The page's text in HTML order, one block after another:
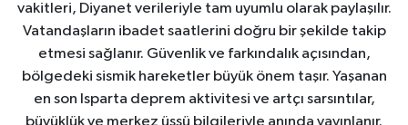
vakitleri, Diyanet verileriyle tam uyumlu olarak paylaşılır.
Vatandaşların ibadet saatlerini doğru bir şekilde takip
etmesi sağlanır. Güvenlik ve farkındalık açısından,
bölgedeki sismik hareketler büyük önem taşır. Yaşanan
en son Isparta deprem aktivitesi ve artçı sarsıntılar,